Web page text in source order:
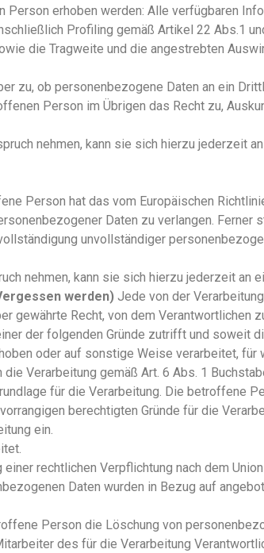
erhoben werden: Alle verfügbaren
Profiling gemäß Artikel 22 Abs.1
die Tragweite und die angestrebten
zu, ob personenbezogene Daten an ein
Person im Übrigen das Recht zu,
nehmen, kann sie sich hierzu jederzeit
Person hat das vom Europäischen
Daten zu verlangen. Ferner
unvollständiger
nehmen, kann sie sich hierzu jederzeit an
werden) Jede von der
gewährte Recht, von dem Verantwortlichen
der folgenden Gründe zutrifft und soweit
oder auf sonstige Weise verarbeitet, für
Verarbeitung gemäß Art. 6 Abs. 1
für die Verarbeitung. Die betroffene
berechtigten Gründe für die
ein.
rechtlichen Verpflichtung nach dem
Daten wurden in Bezug auf
Person die Löschung von
des für die Verarbeitung